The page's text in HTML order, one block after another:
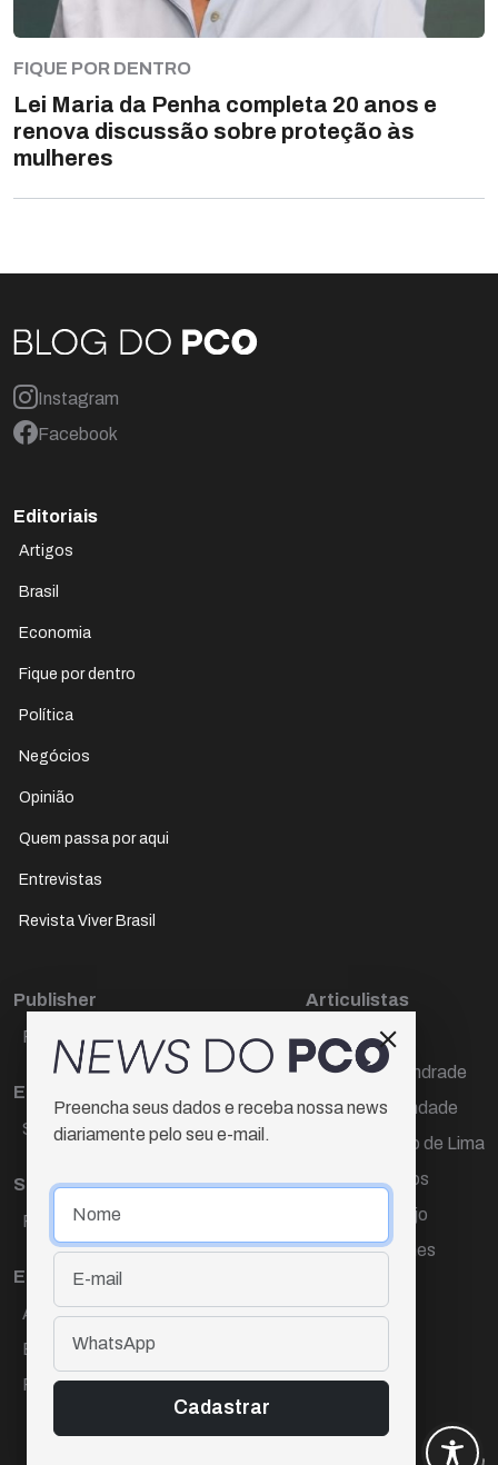
FIQUE POR DENTRO
Lei Maria da Penha completa 20 anos e
renova discussão sobre proteção às
mulheres
Instagram
Facebook
Editoriais
Artigos
Brasil
Economia
Fique por dentro
Política
Negócios
Opinião
Quem passa por aqui
Entrevistas
Revista Viver Brasil
Publisher
Paulo Cesar de Oliveira
Editora Chefe
Sueli Cotta
Sub-editora
Raquel Ayres
Equipe
Ana Lúcia Cortez
Eliane Hardy
Fernando Torres
Articulistas
Décio Freire
Dr Marcos Andrade
Hamilton Trindade
Igor Carvalho de Lima
Mario Campos
Renata Araújo
Wagner Gomes
Preencha seus dados e receba nossa news
diariamente pelo seu e-mail.